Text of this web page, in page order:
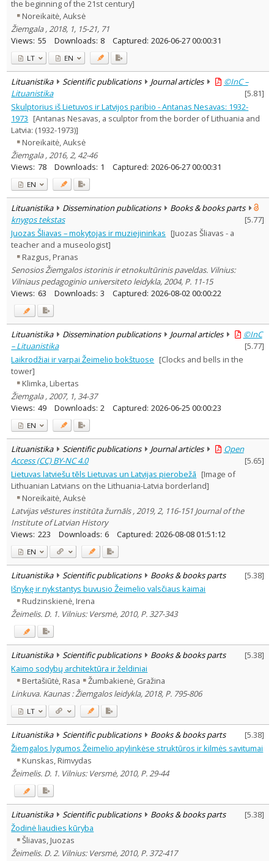
the beginning of the 21st century]
Noreikaitė, Auksė
Žiemgala , 2018, 1, 15-21, 71
Views: 55 Downloads: 8 Captured: 2026-06-27 00:00:31
LT EN
Lituanistika Scientific publications Journal articles
©InC –
Lituanistika
[5.81]
Skulptorius iš Lietuvos ir Latvijos paribio - Antanas Nesavas: 1932-
1973 [Antanas Nesavas, a sculptor from the border of Lithuania and
Latvia: (1932-1973)]
Noreikaitė, Auksė
Žiemgala , 2016, 2, 42-46
Views: 78 Downloads: 1 Captured: 2026-06-27 00:00:31
EN
Lituanistika Dissemination publications
Books & books parts
knygos tekstas
[5.77]
Juozas Šliavas – mokytojas ir muziejininkas [Juozas Šliavas - a
teacher and a museologist]
Razgus, Pranas
Senosios Žiemgalos istorinis ir etnokultūrinis paveldas. Vilnius:
Vilniaus pedagoginio universiteto leidykla, 2004, P. 11-15
Views: 63 Downloads: 3 Captured: 2026-08-02 00:00:22
Lituanistika Dissemination publications Journal articles
©InC
– Lituanistika
[5.77]
Laikrodžiai ir varpai Žeimelio bokštuose [Clocks and bells in the
tower]
Klimka, Libertas
Žiemgala , 2007, 1, 34-37
Views: 49 Downloads: 2 Captured: 2026-06-25 00:00:23
EN
Lituanistika Scientific publications Journal articles
Open
Access (CC) BY-NC 4.0
[5.65]
Lietuvas latviešu tēls Lietuvas un Latvijas pierobežā [Image of
Lithuanian Latvians on the Lithuania-Latvia borderland]
Noreikaitė, Auksė
Latvijas vēstures institūta žurnāls , 2019, 2, 116-151 Journal of the
Institute of Latvian History
Views: 223 Downloads: 6 Captured: 2026-08-08 01:51:12
EN
Lituanistika Scientific publications Books & books parts [5.38]
Išnykę ir nykstantys buvusio Žeimelio valsčiaus kaimai
Rudzinskienė, Irena
Žeimelis. D. 1. Vilnius: Versmė, 2010, P. 327-343
Lituanistika Scientific publications Books & books parts [5.38]
Kaimo sodybų architektūra ir želdiniai
Bertašiūtė, Rasa
Žumbakienė, Gražina
Linkuva. Kaunas : Žiemgalos leidykla, 2018, P. 795-806
LT
Lituanistika Scientific publications Books & books parts [5.38]
Žiemgalos lygumos Žeimelio apylinkėse struktūros ir kilmės savitumai
Kunskas, Rimvydas
Žeimelis. D. 1. Vilnius: Versmė, 2010, P. 29-44
Lituanistika Scientific publications Books & books parts [5.38]
Žodinė liaudies kūryba
Šliavas, Juozas
Žeimelis. D. 2. Vilnius: Versmė, 2010, P. 372-417